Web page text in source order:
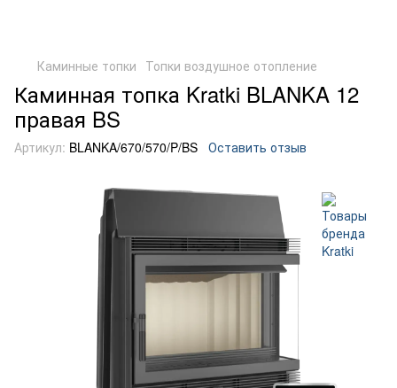
Каминные топки Топки воздушное отопление
Каминная топка Kratki BLANKA 12
правая BS
Артикул: BLANKA/670/570/P/BS Оставить отзыв